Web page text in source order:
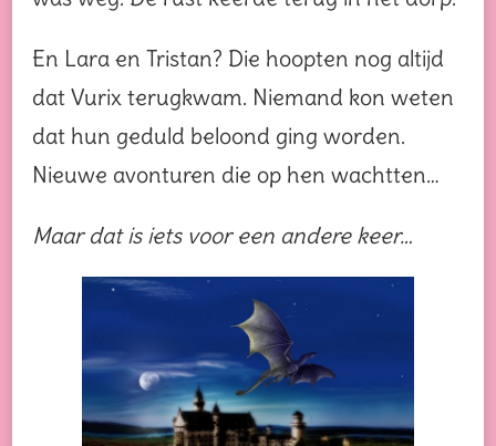
En Lara en Tristan? Die hoopten nog altijd
dat Vurix terugkwam. Niemand kon weten
dat hun geduld beloond ging worden.
Nieuwe avonturen die op hen wachtten…
Maar dat is iets voor een andere keer…